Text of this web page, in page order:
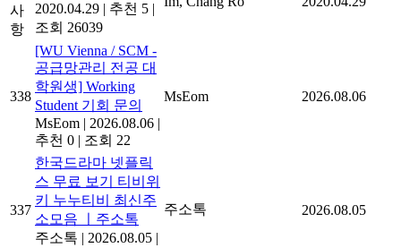
사
항
2020.04.29 | 추천 5 |
조회 26039
338
[WU Vienna / SCM -
공급망관리 전공 대
학원생] Working
Student 기회 문의
MsEom | 2026.08.06 |
추천 0 | 조회 22
MsEom 2026.08.06
337
한국드라마 넷플릭
스 무료 보기 티비위
키 누누티비 최신주
소모음 ㅣ주소톡
주소톡 | 2026.08.05 |
주소톡 2026.08.05